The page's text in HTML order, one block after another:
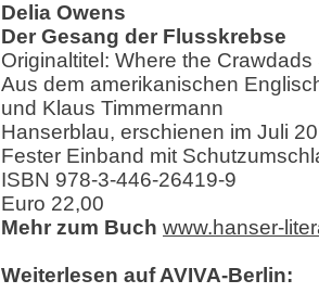
Delia Owens
Der Gesang der Flusskrebse
Originaltitel: Where the Crawdads
Aus dem amerikanischen
und Klaus Timmermann
Hanserblau, erschienen im Juli
Fester Einband mit
ISBN 978-3-446-26419-9
Euro 22,00
Mehr zum Buch www.hanser-
Weiterlesen auf AVIVA-Berlin: